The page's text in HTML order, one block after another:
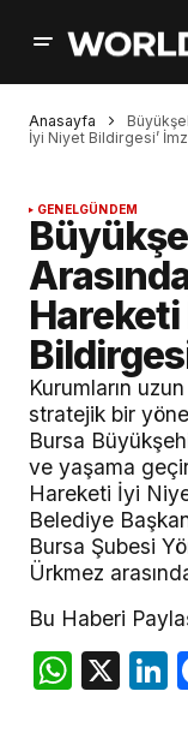
Anasayfa
İyi Niyet Bildirgesi’
GENELGÜNDEM
Kurumların
stratejik bir
Bursa
ve yaşama
Hareketi İyi
Belediye
Bursa Şubesi
Ürkmez
Bu Haberi
X